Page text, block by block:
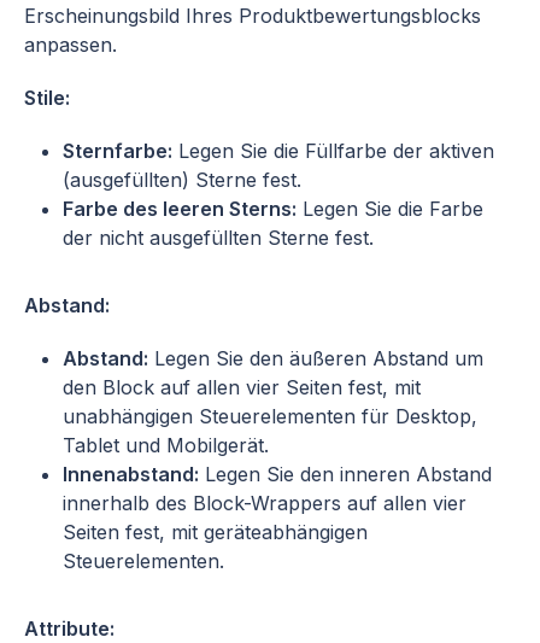
Erscheinungsbild Ihres Produktbewertungsblocks
anpassen.
Stile:
Sternfarbe: Legen Sie die Füllfarbe der aktiven
(ausgefüllten) Sterne fest.
Farbe des leeren Sterns: Legen Sie die Farbe
der nicht ausgefüllten Sterne fest.
Abstand:
Abstand: Legen Sie den äußeren Abstand um
den Block auf allen vier Seiten fest, mit
unabhängigen Steuerelementen für Desktop,
Tablet und Mobilgerät.
Innenabstand: Legen Sie den inneren Abstand
innerhalb des Block-Wrappers auf allen vier
Seiten fest, mit geräteabhängigen
Steuerelementen.
Attribute: